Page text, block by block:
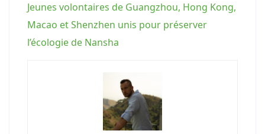
Jeunes volontaires de Guangzhou, Hong Kong,
Macao et Shenzhen unis pour préserver
l’écologie de Nansha